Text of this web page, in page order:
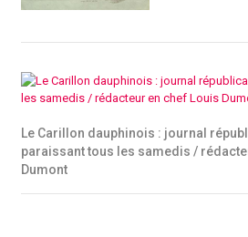
Le Carillon dauphinois : journal
paraissant tous les samedis /
Dumont